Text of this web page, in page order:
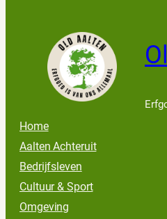
Home
Aalten Achteruit
Bedrijfsleven
Cultuur & Sport
Omgeving